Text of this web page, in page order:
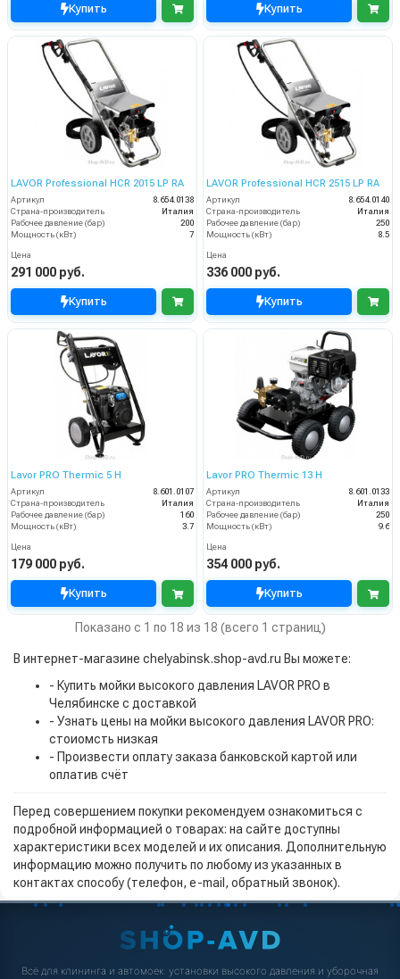
Купить Купить
LAVOR Professional HCR 2015 LP RA
Артикул
8.654.0138
Страна-производитель
Италия
Рабочее давление (бар)
200
Мощность (кВт)
7
Цена
291 000 руб.
Купить
LAVOR Professional HCR 2515 LP RA
Артикул
8.654.0140
Страна-производитель
Италия
Рабочее давление (бар)
250
Мощность (кВт)
8.5
Цена
336 000 руб.
Купить
Lavor PRO Thermic 5 H
Артикул
8.601.0107
Страна-производитель
Италия
Рабочее давление (бар)
160
Мощность (кВт)
3.7
Цена
179 000 руб.
Купить
Lavor PRO Thermic 13 H
Артикул
8.601.0133
Страна-производитель
Италия
Рабочее давление (бар)
250
Мощность (кВт)
9.6
Цена
354 000 руб.
Купить
Показано с 1 по 18 из 18 (всего 1 страниц)
В интернет-магазине chelyabinsk.shop-avd.ru Вы можете:
- Купить мойки высокого давления LAVOR PRO в
Челябинске с доставкой
- Узнать цены на мойки высокого давления LAVOR PRO:
стоиомсть низкая
- Произвести оплату заказа банковской картой или
оплатив счёт
Перед совершением покупки рекомендуем ознакомиться с
подробной информацией о товарах: на сайте доступны
характеристики всех моделей и их описания. Дополнительную
информацию можно получить по любому из указанных в
контактах способу (телефон, e-mail, обратный звонок).
Всё для клининга и автомоек: установки высокого давления и уборочная